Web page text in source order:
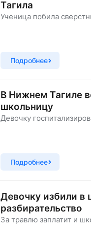
Тагила
Ученица побила
Подробнее
В Нижнем Тагиле
школьницу
Девочку
Подробнее
Девочку избили в
разбирательство
За травлю заплатит и